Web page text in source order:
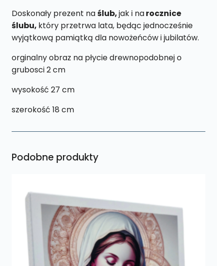
Doskonały prezent naślub,jak i narocznice
ślubu, który przetrwa lata, będąc jednocześnie
wyjątkową pamiątką dla nowożeńców i jubilatów.
orginalny obraz na płycie drewnopodobnej o
grubosci 2 cm
wysokość 27 cm
szerokość 18 cm
Podobne produkty